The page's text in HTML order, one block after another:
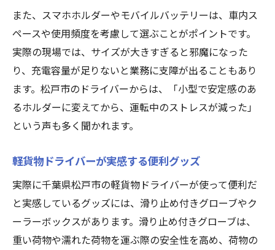
安全運転と作業効率を両立する道具選び
軽貨物で安全運転を守る道具の選び方
作業効率向上に貢献する軽貨物必需品
軽貨物現場で重宝する安全対策グッズ
効率化と安全性を両立する軽貨物アイテム
快適運転を支える軽貨物装備の工夫
また、スマホホルダーやモバイルバッテリーは、車内ス
ペースや使用頻度を考慮して選ぶことがポイントです。
実際の現場では、サイズが大きすぎると邪魔になった
り、充電容量が足りないと業務に支障が出ることもあり
ます。松戸市のドライバーからは、「小型で安定感のあ
るホルダーに変えてから、運転中のストレスが減った」
という声も多く聞かれます。
軽貨物ドライバーが実感する便利グッズ
実際に千葉県松戸市の軽貨物ドライバーが使って便利だ
と実感しているグッズには、滑り止め付きグローブやク
ーラーボックスがあります。滑り止め付きグローブは、
重い荷物や濡れた荷物を運ぶ際の安全性を高め、荷物の